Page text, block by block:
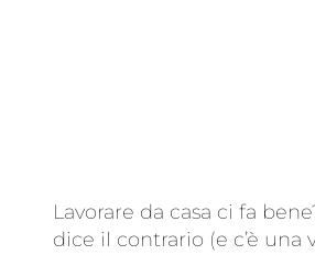
Lavorare da casa ci fa
dice il contrario (e c’è una